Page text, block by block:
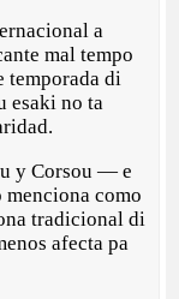
a
mal tempo
temporada di
esaki no ta
y Corsou — e
como
tradicional di
afecta pa